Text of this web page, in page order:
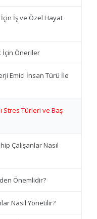
İçin İş ve Özel Hayat
İçin Öneriler
Emici İnsan Türü İle
Stres Türleri ve Baş
Çalışanlar Nasıl
Önemlidir?
Nasıl Yönetilir?